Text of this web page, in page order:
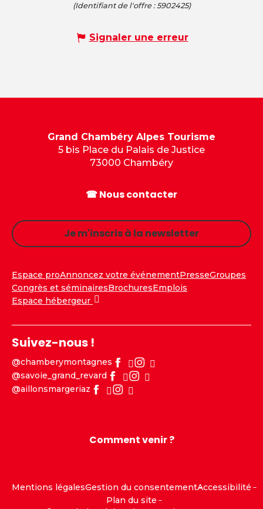
(Identifiant de l'offre :5902425)
Signaler une erreur
Grand Chambéry Alpes Tourisme
5 bis Place du Palais de Justice
73000 Chambéry
☎ Nous contacter
Je m'inscris à la newsletter
Espace proAnnoncez votre événementPresseGroupes
Congrès et séminairesBrochuresEmplois
Espace hébergeur
Suivez-nous !
@chamberymontagnes
@savoie_grand_revard
@aillonsmargeriaz
Comment venir ?
Mentions légalesGestion du consentementAccessibilité
Plan du site